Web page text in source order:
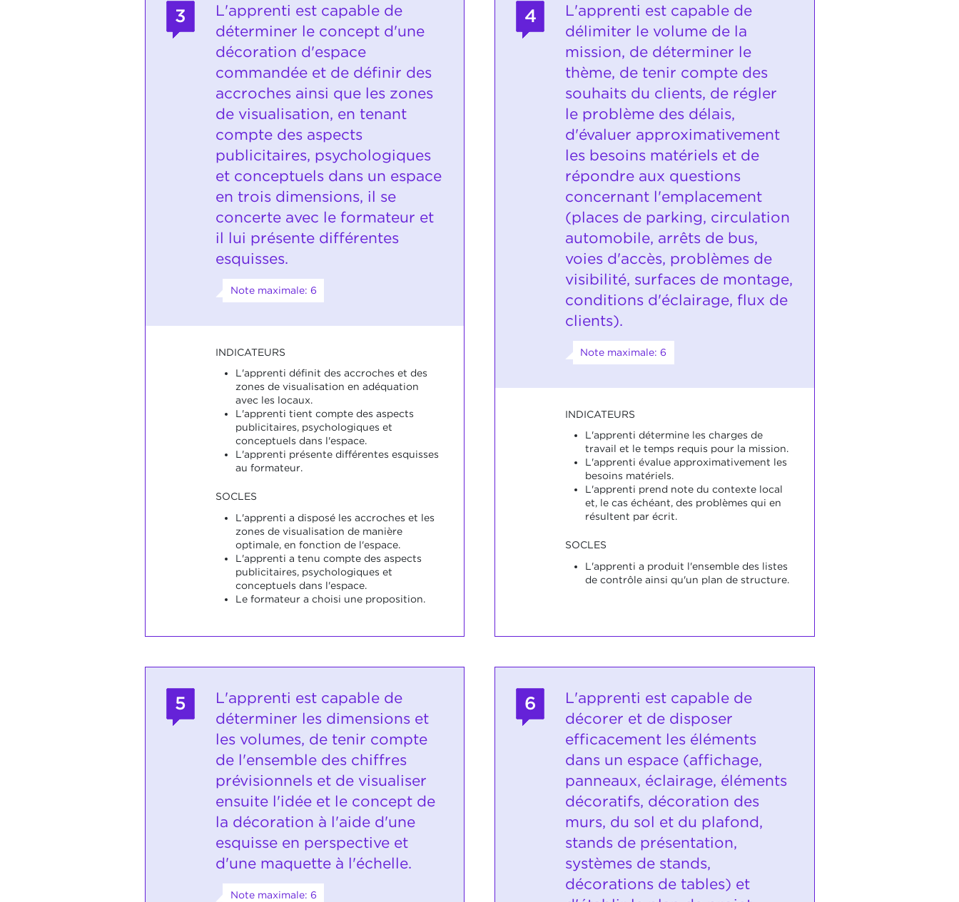
3
L'apprenti est capable de
déterminer le concept d'une
décoration d'espace
commandée et de définir des
accroches ainsi que les zones
de visualisation, en tenant
compte des aspects
publicitaires, psychologiques
et conceptuels dans un espace
en trois dimensions, il se
concerte avec le formateur et
il lui présente différentes
esquisses.
Note maximale: 6
INDICATEURS
L'apprenti définit des accroches et des
zones de visualisation en adéquation
avec les locaux.
L'apprenti tient compte des aspects
publicitaires, psychologiques et
conceptuels dans l'espace.
L'apprenti présente différentes esquisses
au formateur.
SOCLES
L'apprenti a disposé les accroches et les
zones de visualisation de manière
optimale, en fonction de l'espace.
L'apprenti a tenu compte des aspects
publicitaires, psychologiques et
conceptuels dans l'espace.
Le formateur a choisi une proposition.
4
L'apprenti est capable de
délimiter le volume de la
mission, de déterminer le
thème, de tenir compte des
souhaits du clients, de régler
le problème des délais,
d'évaluer approximativement
les besoins matériels et de
répondre aux questions
concernant l'emplacement
(places de parking, circulation
automobile, arrêts de bus,
voies d'accès, problèmes de
visibilité, surfaces de montage,
conditions d'éclairage, flux de
clients).
Note maximale: 6
INDICATEURS
L'apprenti détermine les charges de
travail et le temps requis pour la mission.
L'apprenti évalue approximativement les
besoins matériels.
L'apprenti prend note du contexte local
et, le cas échéant, des problèmes qui en
résultent par écrit.
SOCLES
L'apprenti a produit l'ensemble des listes
de contrôle ainsi qu'un plan de structure.
5
L'apprenti est capable de
déterminer les dimensions et
les volumes, de tenir compte
de l'ensemble des chiffres
prévisionnels et de visualiser
ensuite l'idée et le concept de
la décoration à l'aide d'une
esquisse en perspective et
d'une maquette à l'échelle.
Note maximale: 6
6
L'apprenti est capable de
décorer et de disposer
efficacement les éléments
dans un espace (affichage,
panneaux, éclairage, éléments
décoratifs, décoration des
murs, du sol et du plafond,
stands de présentation,
systèmes de stands,
décorations de tables) et